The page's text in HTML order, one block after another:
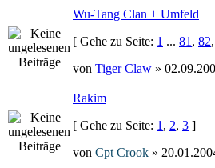
Wu-Tang Clan + Umfeld
[ Gehe zu Seite: 1 ... 81 , 82,
von Tiger Claw »
Rakim
[ Gehe zu Seite: 1 , 2, 3 ]
von Cpt Crook »